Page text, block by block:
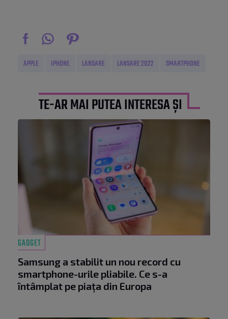
APPLE IPHONE LANSARE LANSARE 2022 SMARTPHONE
TE-AR MAI PUTEA INTERESA ȘI
GADGET
Samsung a stabilit un nou record cu
smartphone-urile pliabile. Ce s-a
întâmplat pe piața din Europa